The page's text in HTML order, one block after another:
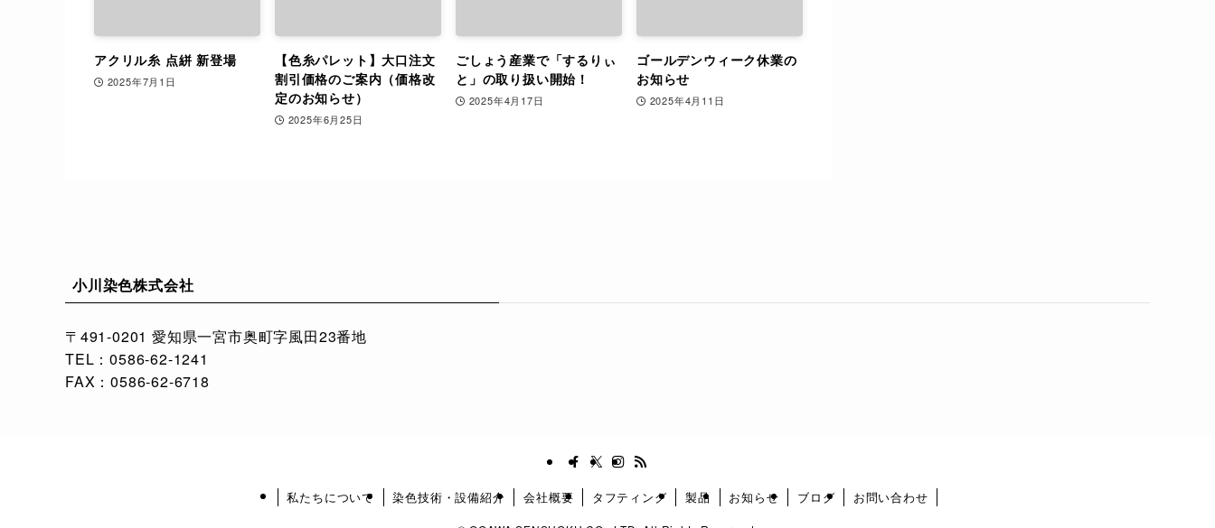
アクリル糸 点絣 新登場
2025年7月1日
【色糸パレット】大口注文
割引価格のご案内（価格改
定のお知らせ）
2025年6月25日
ごしょう産業で「するりぃ
と」の取り扱い開始！
2025年4月17日
ゴールデンウィーク休業の
お知らせ
2025年4月11日
小川染色株式会社
〒491-0201 愛知県一宮市奥町字風田23番地
TEL：0586-62-1241
FAX：0586-62-6718
私たちについて 染色技術・設備紹介 会社概要 タフティング 製品 お知らせ ブログ お問い合わせ